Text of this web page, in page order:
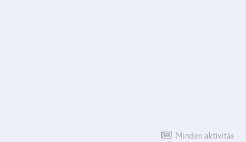
Minden aktivitás